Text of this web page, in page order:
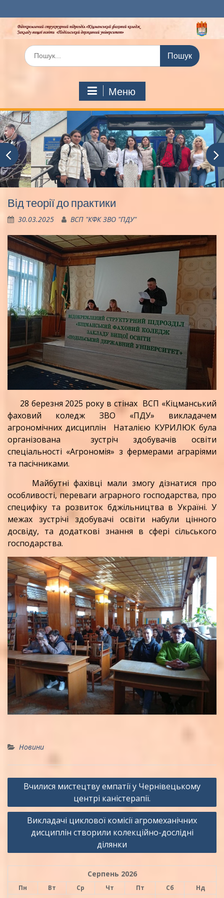
до
вмісту
Шукати:
Меню
Від теорії до практики
30.03.2025 ВСП "КФК ЗВО "ПДУ"
28 березня 2025 року в стінах ВСП «Кіцманський
фаховий коледж ЗВО «ПДУ» викладачем
агрономічних дисциплін Наталією КУРИЛЮК була
організована зустріч здобувачів освіти
спеціальності «Агрономія» з фермерами аграріями
та пасічниками.
Майбутні фахівці мали змогу дізнатися про
особливості, переваги аграрного господарства, про
специфіку та розвиток бджільництва в Україні. У
межах зустрічі здобувачі освіти набули цінного
досвіду, та додаткові знання в сфері сільського
господарства.
Новини
Навігація
Вчилися мистецтву емпатії у Чернівецькому
центрі каністерапії.
Викладачі циклової комісії агромеханічних
дисциплін створили колекційно-дослідні
ділянки
Серпень 2026
Пн Вт Ср Чт Пт Сб
Нд